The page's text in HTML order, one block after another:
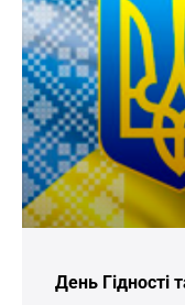
День Гідності